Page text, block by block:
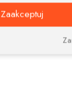
Zaakceptuj